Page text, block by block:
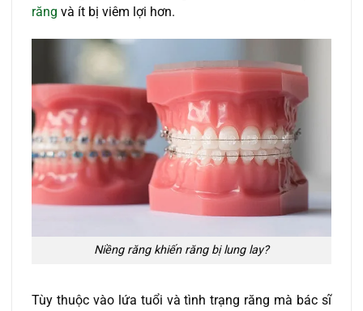
răng và ít bị viêm lợi hơn.
Niềng răng khiến răng bị lung lay?
Tùy thuộc vào lứa tuổi và tình trạng răng mà bác sĩ